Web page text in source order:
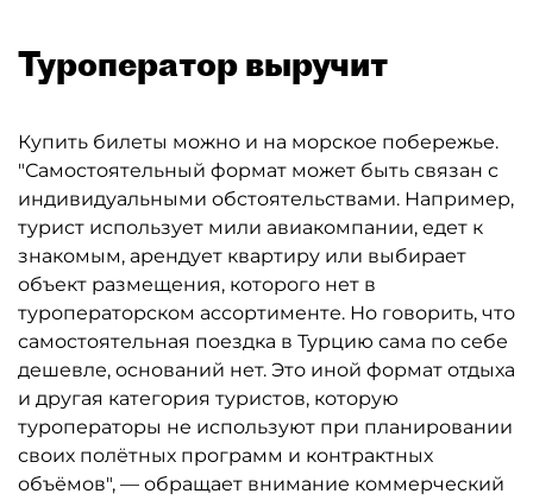
Туроператор выручит
Купить билеты можно и на морское побережье.
"Самостоятельный формат может быть связан с
индивидуальными обстоятельствами. Например,
турист использует мили авиакомпании, едет к
знакомым, арендует квартиру или выбирает
объект размещения, которого нет в
туроператорском ассортименте. Но говорить, что
самостоятельная поездка в Турцию сама по себе
дешевле, оснований нет. Это иной формат отдыха
и другая категория туристов, которую
туроператоры не используют при планировании
своих полётных программ и контрактных
объёмов", — обращает внимание коммерческий